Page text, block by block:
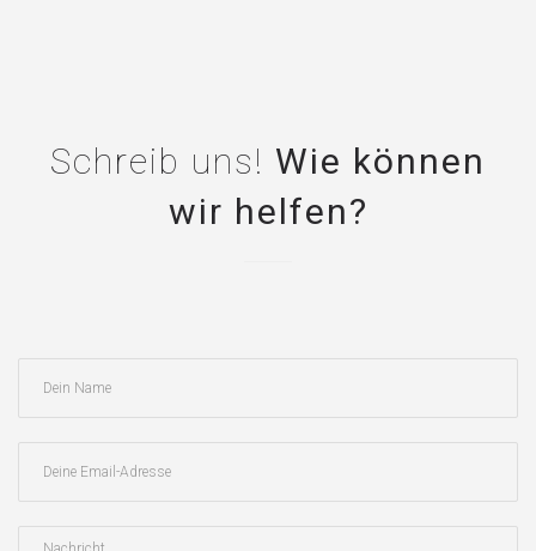
Schreib uns! Wie können
wir helfen?